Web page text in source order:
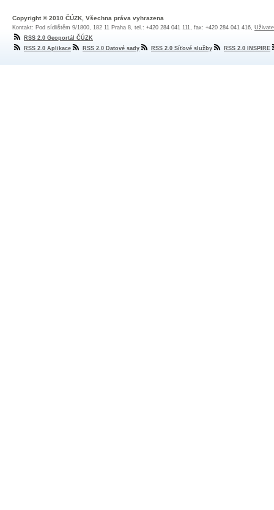
Copyright © 2010 ČÚZK, Všechna práva vyhrazena
Kontakt: Pod sídlištěm 9/1800, 182 11 Praha 8, tel.: +420 284 041 111, fax: +420 284 041 416,
RSS 2.0 Geoportál ČÚZK
RSS 2.0 Aplikace
RSS 2.0 Datové sady RSS 2.0 Síťové služby RSS 2.0 INSPIRE